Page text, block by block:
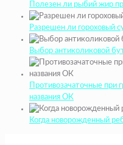
Полезен ли рыбий жир
Разрешен ли гороховый
Выбор антиколиковой
Противозачаточные при
названия ОК
Когда новорожденный